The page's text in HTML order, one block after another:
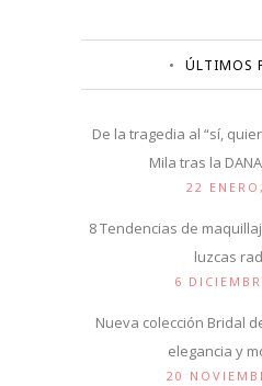
ÚLTIMOS
De la tragedia al “sí,
Mila tras la
22
8 Tendencias de
luzcas
6
Nueva colección Bridal
elegancia y
20